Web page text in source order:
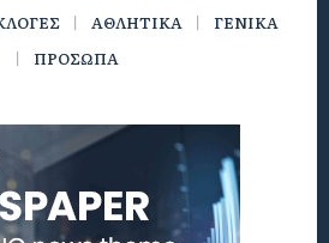
ΑΘΛΗΤΙΚΑ
ΓΕΝΙΚΑ
ΠΡΟΣΩΠΑ